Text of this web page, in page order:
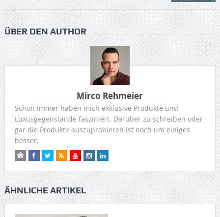
ÜBER DEN AUTHOR
Mirco Rehmeier
Schon immer haben mich exklusive Produkte und
Luxusgegenstände fasziniert. Darüber zu schreiben oder
gar die Produkte auszuprobieren ist noch um einiges
besser.
ÄHNLICHE ARTIKEL